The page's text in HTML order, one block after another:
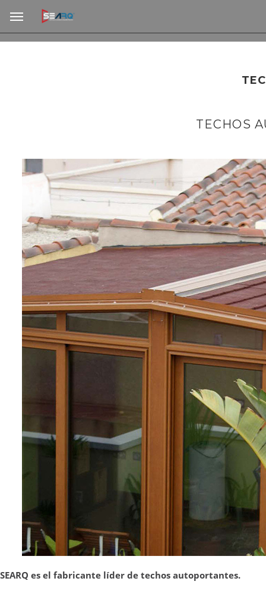
TECHOS
SEARQ es el fabricante líder de techos autoportantes.